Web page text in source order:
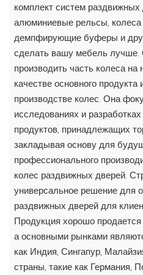
комплект систем
алюминиевые рельсы, колеса
демпфирующие буферы и
сделать вашу мебель лучше.
производить часть колеса
качестве основного
производстве колес. Она
исследованиях и
продуктов, принадлежащих
закладывая основу для
профессионального
колес раздвижных дверей.
универсальное решение для
раздвижных дверей для
Продукция хорошо
а основными рынками
как Индия, Сингапур,
страны, такие как Германия,